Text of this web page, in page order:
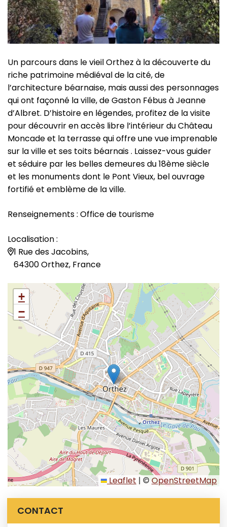
Un parcours dans le vieil Orthez à la découverte du
riche patrimoine médiéval de la cité, de
l’architecture béarnaise, mais aussi des personnages
qui ont façonné la ville, de Gaston Fébus à Jeanne
d’Albret. D’histoire en légendes, profitez de la visite
pour découvrir en accès libre l’intérieur du Château
Moncade et la terrasse qui offre une vue imprenable
sur la ville et ses toits béarnais . Laissez-vous guider
et séduire par les belles demeures du 18ème siècle
et les monuments dont le Pont Vieux, bel ouvrage
fortifié et emblème de la ville.
Renseignements : Office de tourisme
Localisation :
1 Rue des Jacobins,
64300 Orthez, France
+
−
Leaflet | © OpenStreetMap
Informations complémentaires
CONTACT